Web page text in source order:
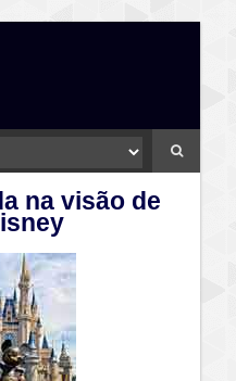
na visão de